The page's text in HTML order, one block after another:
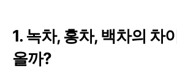
1. 녹차, 홍차, 백차의 차
올까?